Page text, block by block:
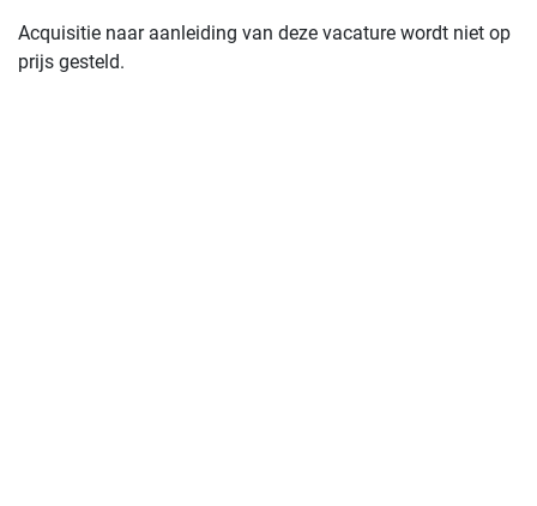
Acquisitie naar aanleiding van deze vacature wordt niet op
prijs gesteld.